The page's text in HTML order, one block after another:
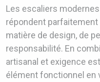
Les escaliers
répondent
matière de design, de
responsabilité. En
artisanal et exigence
élément fonctionnel en